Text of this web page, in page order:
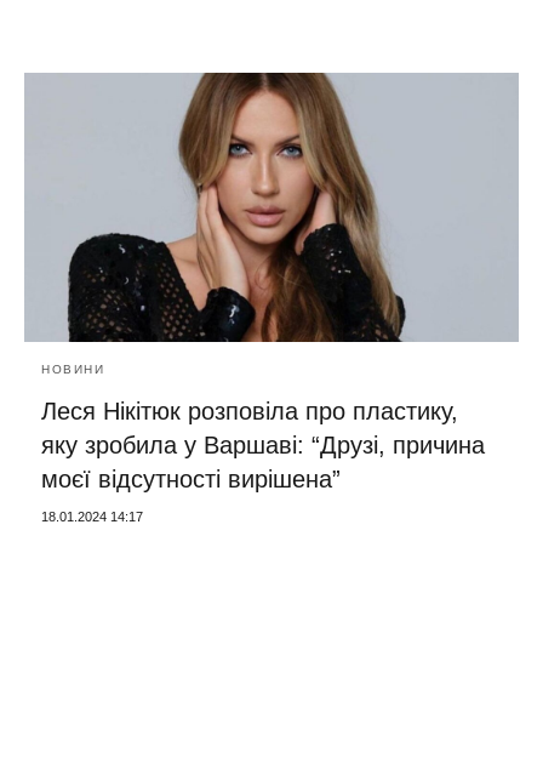
НОВИНИ
Леся Нікітюк розповіла про пластику,
яку зробила у Варшаві: “Друзі, причина
моєї відсутності вирішена”
18.01.2024 14:17